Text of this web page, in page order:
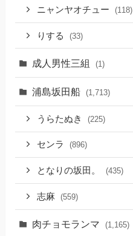
ニャンヤオチュー (118)
りする (33)
成人男性三組 (1)
浦島坂田船 (1,713)
うらたぬき (225)
センラ (896)
となりの坂田。 (435)
志麻 (559)
肉チョモランマ (1,165)